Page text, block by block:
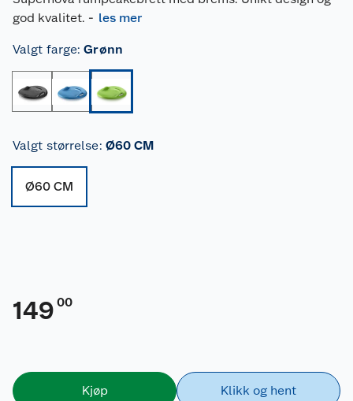
god kvalitet. - les mer
Valgt farge: Grønn
Valgt størrelse: Ø60 CM
Ø60 CM
149 00
Kjøp Klikk og hent